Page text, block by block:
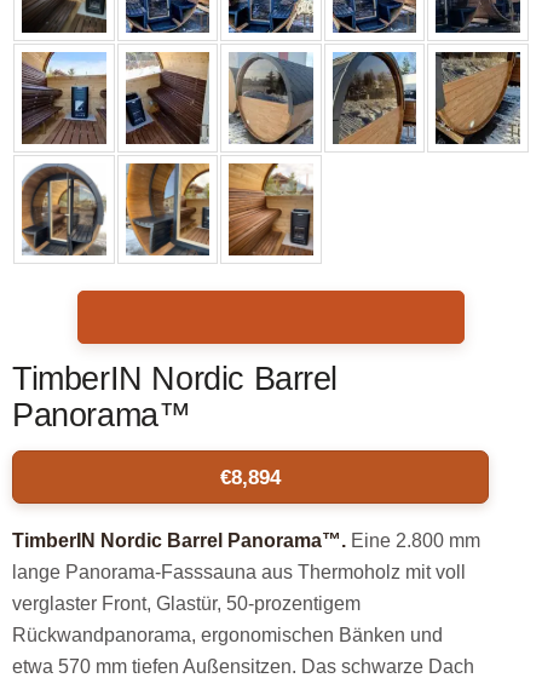
TimberIN Nordic Barrel
Panorama™
€8,894
TimberIN Nordic Barrel Panorama™. Eine 2.800 mm
lange Panorama-Fasssauna aus Thermoholz mit voll
verglaster Front, Glastür, 50-prozentigem
Rückwandpanorama, ergonomischen Bänken und
etwa 570 mm tiefen Außensitzen. Das schwarze Dach